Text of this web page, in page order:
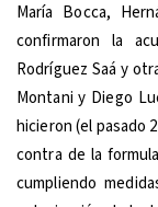
María Bocca,
confirmaron la
Rodríguez Saá y
Montani y Diego
hicieron (el pasado
contra de la
cumpliendo